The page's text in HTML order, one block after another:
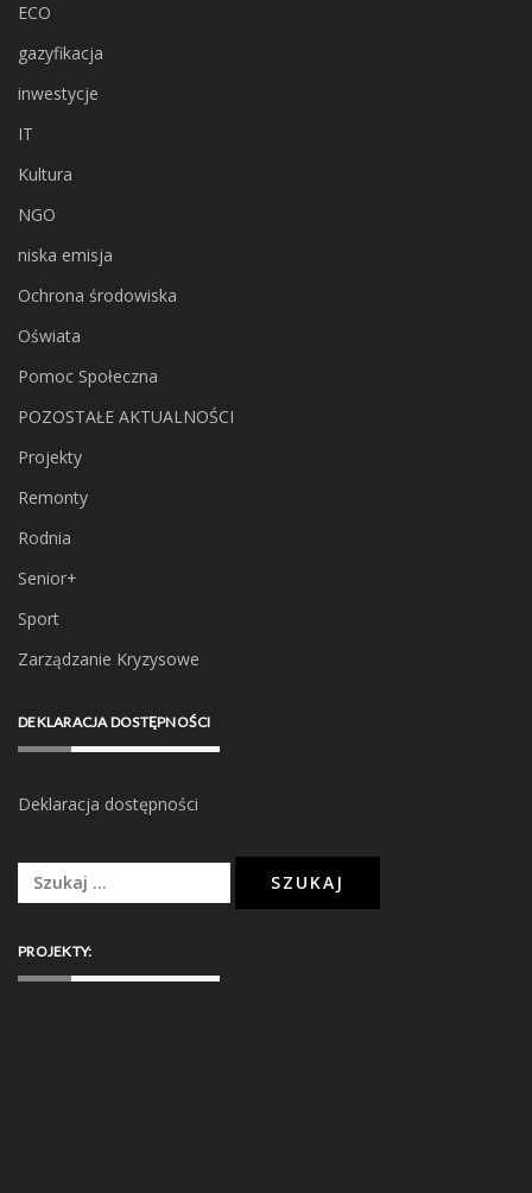
ECO
gazyfikacja
inwestycje
IT
Kultura
NGO
niska emisja
Ochrona środowiska
Oświata
Pomoc Społeczna
POZOSTAŁE AKTUALNOŚCI
Projekty
Remonty
Rodnia
Senior+
Sport
Zarządzanie Kryzysowe
DEKLARACJA DOSTĘPNOŚCI
Deklaracja dostępności
Szukaj:
PROJEKTY: